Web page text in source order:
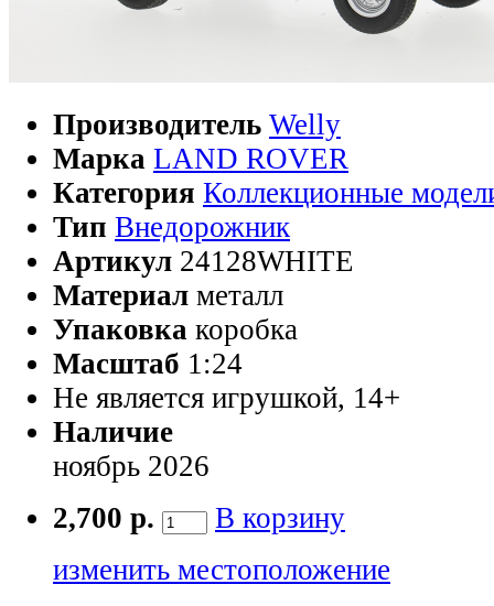
Производитель Welly
Марка LAND ROVER
Категория Коллекционные
Тип Внедорожник
Артикул 24128WHITE
Материал металл
Упаковка коробка
Масштаб 1:24
Не является игрушкой, 14+
Наличие
ноябрь 2026
2,700 р.
В корзину
изменить местоположение